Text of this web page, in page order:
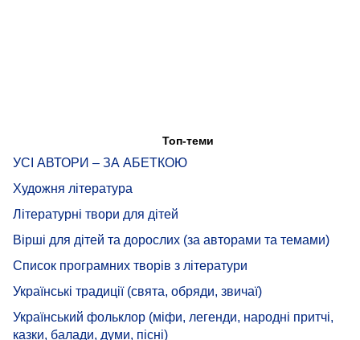
Топ-теми
УСІ АВТОРИ – ЗА АБЕТКОЮ
Художня література
Літературні твори для дітей
Вірші для дітей та дорослих (за авторами та темами)
Список програмних творів з літератури
Українські традиції (свята, обряди, звичаї)
Український фольклор (міфи, легенди, народні притчі,
казки, балади, думи, пісні)